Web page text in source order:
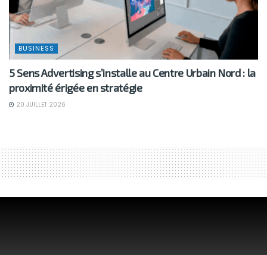
BUSINESS
5 Sens Advertising s’installe au Centre Urbain Nord : la
proximité érigée en stratégie
20 JUILLET 2026